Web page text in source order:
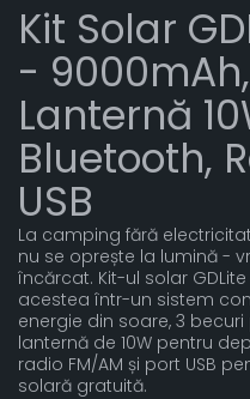
Kit Solar
-
Lanternă
Bluetooth,
USB
La camping fără
nu se oprește la lumină -
încărcat. Kit-ul solar
acestea într-un sistem
energie din soare, 3
lanternă de 10W pentru
radio FM/AM și port USB
solară gratuită.